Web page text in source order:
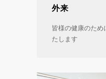
外来
皆様の健康のた
たします